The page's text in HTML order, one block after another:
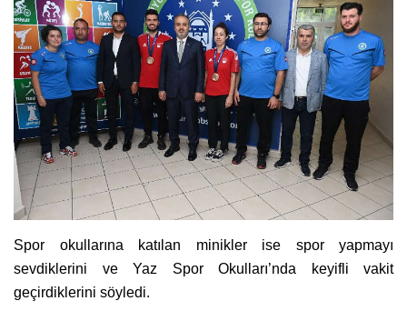
Spor okullarına katılan minikler ise spor yapmayı
sevdiklerini ve Yaz Spor Okulları’nda keyifli vakit
geçirdiklerini söyledi.